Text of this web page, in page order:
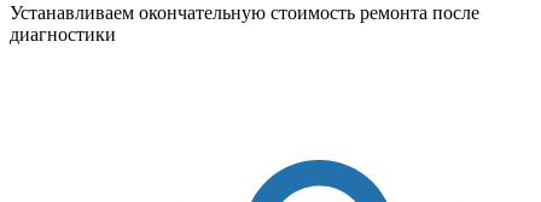
Устанавливаем окончательную стоимость ремонта после
диагностики